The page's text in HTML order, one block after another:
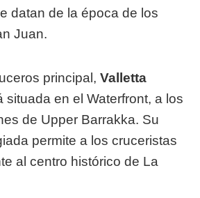
datan de la época de los
Juan.
principal, Valletta
situada en el Waterfront, a los
de Upper Barrakka. Su
permite a los cruceristas
al centro histórico de La